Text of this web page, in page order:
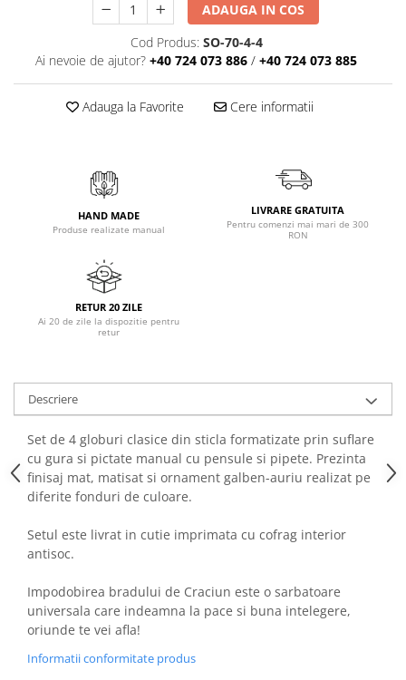
ADAUGA IN COS
Cod Produs: SO-70-4-4
Ai nevoie de ajutor? +40 724 073 886 / +40 724 073 885
Adauga la Favorite Cere informatii
HAND MADE
Produse realizate manual
LIVRARE GRATUITA
Pentru comenzi mai mari de 300
RON
RETUR 20 ZILE
Ai 20 de zile la dispozitie pentru
retur
Descriere
Set de 4 globuri clasice din sticla formatizate prin suflare
cu gura si pictate manual cu pensule si pipete. Prezinta
finisaj mat, matisat si ornament galben-auriu realizat pe
diferite fonduri de culoare.
Setul este livrat in cutie imprimata cu cofrag interior
antisoc.
Impodobirea bradului de Craciun este o sarbatoare
universala care indeamna la pace si buna intelegere,
oriunde te vei afla!
Informatii conformitate produs